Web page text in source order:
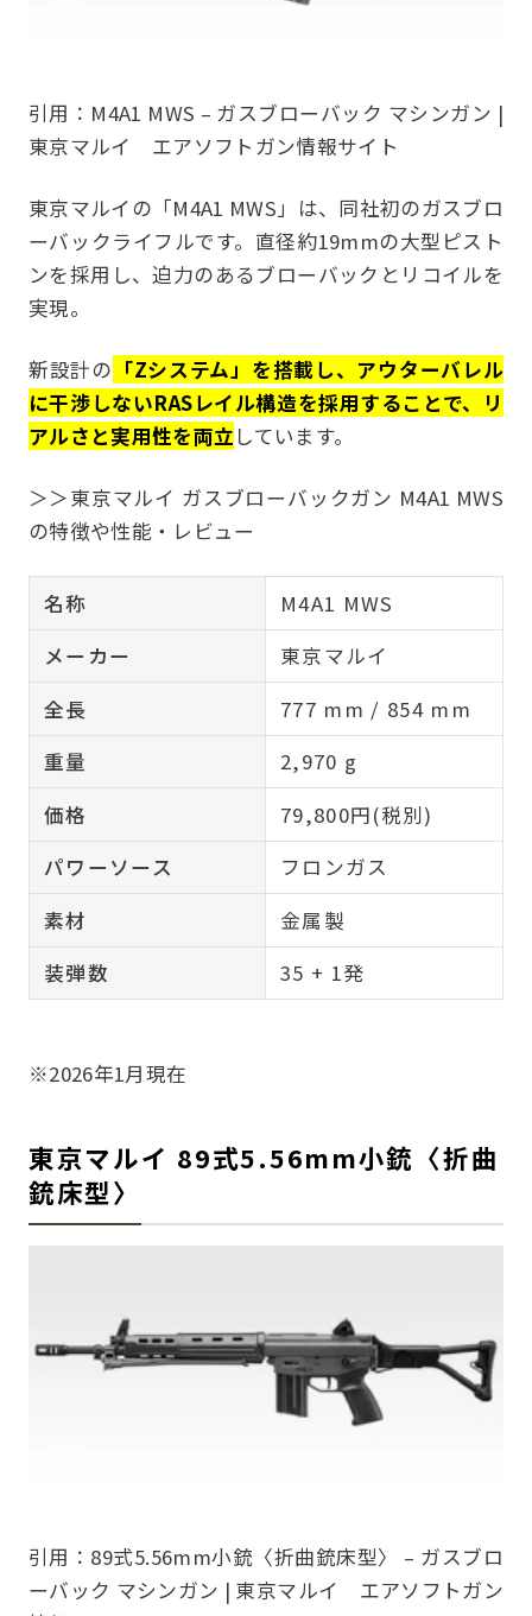
引用： M4A1 MWS – ガスブローバック マシンガン |
東京マルイ エアソフトガン情報サイト
東京マルイの「M4A1 MWS」は、同社初のガスブロ
ーバックライフルです。直径約19mmの大型ピスト
ンを採用し、迫力のあるブローバックとリコイルを
実現。
新設計の 「Zシステム」を搭載し、アウターバレル
に干渉しないRASレイル構造を採用することで、リ
アルさと実用性を両立 しています。
＞＞東京マルイ ガスブローバックガン M4A1 MWS
の特徴や性能・レビュー
名称
M4A1 MWS
メーカー
東京マルイ
全長
777 mm / 854 mm
重量
2,970 g
価格
79,800円(税別)
パワーソース
フロンガス
素材
金属製
装弾数
35 + 1発
※2026年1月現在
東京マルイ 89式5.56mm小銃〈折曲
銃床型〉
引用： 89式5.56mm小銃〈折曲銃床型〉 – ガスブロ
ーバック マシンガン | 東京マルイ エアソフトガン